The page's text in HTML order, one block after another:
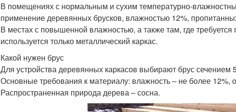
В помещениях с нормальным и сухим температурно-
применение деревянных брусков, влажностью 12%,
В местах с повышенной влажностью, а также там, где требуется
используется только металлический каркас.
Какой нужен брус
Для устройства деревянных каркасов выбирают брус сечением
Основные требования к материалу: влажность – не более 12%,
Распространенная природа дерева – сосна.